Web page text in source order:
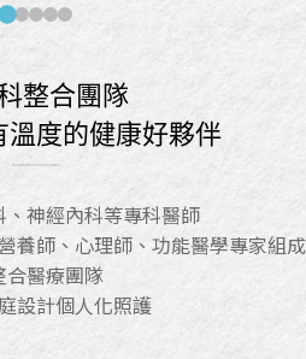
整合團隊
度的健康好夥伴
神經內科等專科醫師
養師、心理師、功能醫學專家組成
合醫療團隊
設計個人化照護